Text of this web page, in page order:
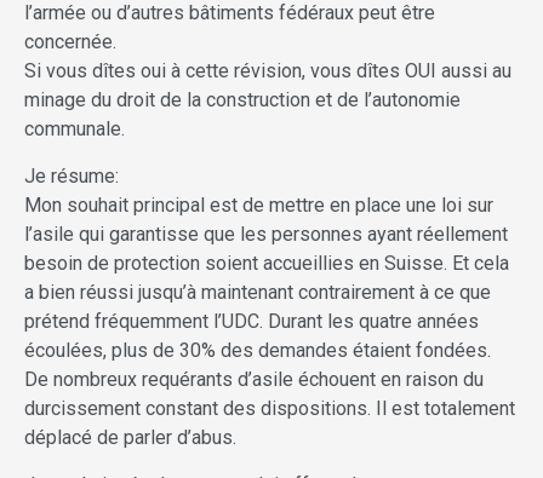
l’armée ou d’autres bâtiments fédéraux peut être
concernée.
Si vous dîtes oui à cette révision, vous dîtes OUI aussi au
minage du droit de la construction et de l’autonomie
communale.
Je résume:
Mon souhait principal est de mettre en place une loi sur
l’asile qui garantisse que les personnes ayant réellement
besoin de protection soient accueillies en Suisse. Et cela
a bien réussi jusqu’à maintenant contrairement à ce que
prétend fréquemment l’UDC. Durant les quatre années
écoulées, plus de 30% des demandes étaient fondées.
De nombreux requérants d’asile échouent en raison du
durcissement constant des dispositions. Il est totalement
déplacé de parler d’abus.